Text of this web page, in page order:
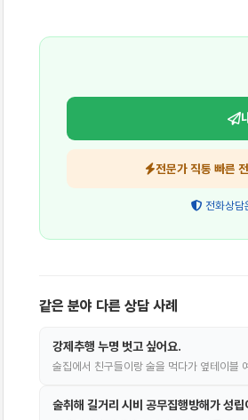
전문가 직통 빠른
전화상담
같은 분야 다른 상담 사례
강제추행 누명 벗고 싶어요.
술집에서 친구들이랑 술을 먹다가 옆테이블
술취해 길거리 시비 공무집행방해가 성